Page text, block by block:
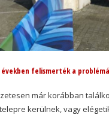
években felismerték a
már korábban
kerülnek, vagy